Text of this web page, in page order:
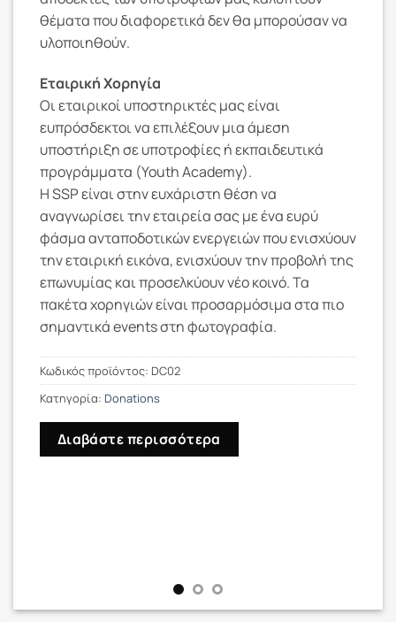
θέματα που διαφορετικά δεν θα μπορούσαν να
υλοποιηθούν.
Εταιρική Χορηγία
Οι εταιρικοί υποστηρικτές μας είναι
ευπρόσδεκτοι να επιλέξουν μια άμεση
υποστήριξη σε υποτροφίες ή εκπαιδευτικά
προγράμματα (Youth Academy).
Η SSP είναι στην ευχάριστη θέση να
αναγνωρίσει την εταιρεία σας με ένα ευρύ
φάσμα ανταποδοτικών ενεργειών που ενισχύουν
την εταιρική εικόνα, ενισχύουν την προβολή της
επωνυμίας και προσελκύουν νέο κοινό. Τα
πακέτα χορηγιών είναι προσαρμόσιμα στα πιο
σημαντικά events στη φωτογραφία.
Κωδικός προϊόντος: DC02
Κατηγορία: Donations
Διαβάστε περισσότερα